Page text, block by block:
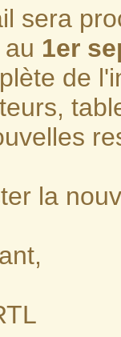
sera
1er
de
la